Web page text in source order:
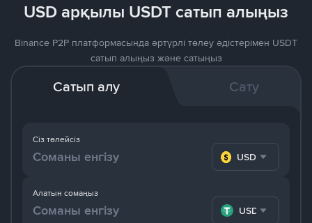
USD арқылы USDT сатып алыңыз
Binance P2P платформасында әртүрлі төлеу әдістерімен USDT
сатып алыңыз және сатыңыз
Сатып алу Сату
Сіз төлейсіз
USD
Алатын сомаңыз
USDT